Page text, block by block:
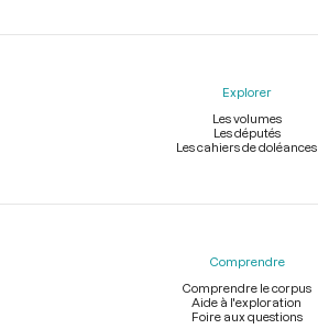
Explorer
Les volumes
Les députés
Les cahiers de doléances
Comprendre
Comprendre le corpus
Aide à l'exploration
Foire aux questions